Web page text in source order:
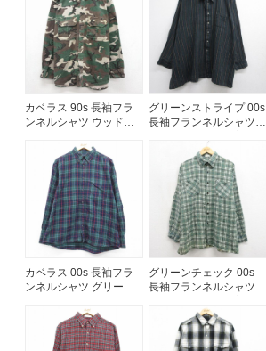
週刊ラッシュアウト新聞
古着コラム
メディア・イベント情報
Youtube 古着屋Rush Out チャンネル
スタッフコーディネート
ご利用案内
カベラス 90s 長袖フラ
ンネルシャツ ウッドラ
ズXL相当 | 古着
グリーンストライプ 00s
長袖フランネルシャツ
カベラス 00s 長袖フラ
ンネルシャツ グリーン
グリーンチェック 00s
長袖フランネルシャツ